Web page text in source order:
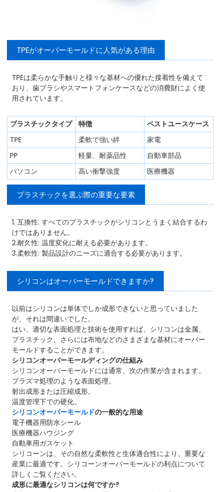
TPEがオーバーモールドに人気がある理由
TPEは柔らかな手触りと様々な基材への優れた接着性を備えて
おり、歯ブラシやスマートフォンケースなどの消費財によく使
用されています。
プラスチックタイプ 特徴
ベストユースケース
TPE
柔軟で強い絆
家電
PP
軽量、耐薬品性
自動車部品
パソコン
高い衝撃強度 医療機器
プラスチックを選ぶ際の重要な要素
1. 互換性: すべてのプラスチックがシリコンとうまく結合するわ
けではありません。
2.耐久性: 温度変化に耐える必要があります。
3.柔軟性: 製品設計のニーズに適合する必要があります。
シリコンはオーバーモールドできますか?
以前はシリコンは単体でしか成形できないと思っていました
が、それは間違いでした。
はい、適切な表面処理と技術を使用すれば、シリコンは金属、
プラスチック、さらには布地などのさまざまな基材にオーバー
モールドすることができます。
シリコンオーバーモールディングの仕組み
シリコンオーバーモールドには通常、次の作業が含まれます。
プラズマ処理のような表面処理。
射出成形または圧縮成形。
温度管理下での硬化。
シリコンオーバーモールドの一般的な用途
電子機器用防水シール
医療機器ハウジング
自動車用ガスケット
シリコーンは、その自然な柔軟性と生体適合性により、重要な
産業に最適です。シリコーンオーバーモールドの利点について
詳しくご覧ください。
成形に最適なシリコンは何ですか?